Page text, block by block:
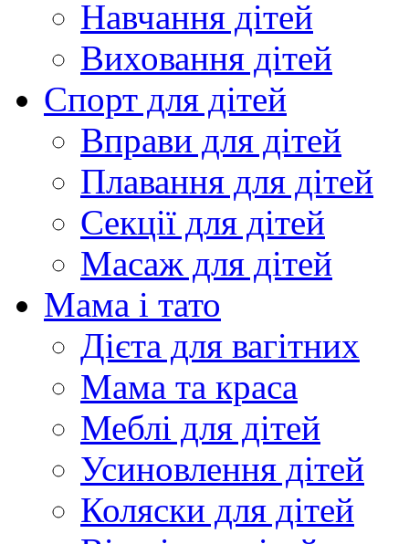
Навчання дітей
Виховання дітей
Спорт для дітей
Вправи для дітей
Плавання для дітей
Секції для дітей
Масаж для дітей
Мама і тато
Дієта для вагітних
Мама та краса
Меблі для дітей
Усиновлення дітей
Коляски для дітей